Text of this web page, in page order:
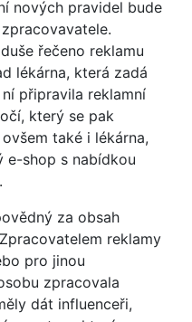
nových pravidel bude
řečeno reklamu
lékárna, která zadá
připravila reklamní
který se pak
také i lékárna,
e-shop s nabídkou
za obsah
reklamy
pro jinou
zpracovala
dát influenceři,